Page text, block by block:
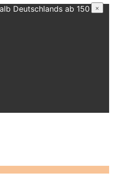
Deutschlands ab 150 €×